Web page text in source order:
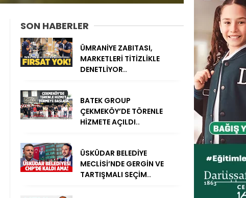
SON HABERLER
ÜMRANİYE ZABITASI,
MARKETLERİ TİTİZLİKLE
DENETLİYOR..
BATEK GROUP
ÇEKMEKÖY’DE TÖRENLE
HİZMETE AÇILDI..
ÜSKÜDAR BELEDİYE
MECLİSİ’NDE GERGİN VE
TARTIŞMALI SEÇİM..